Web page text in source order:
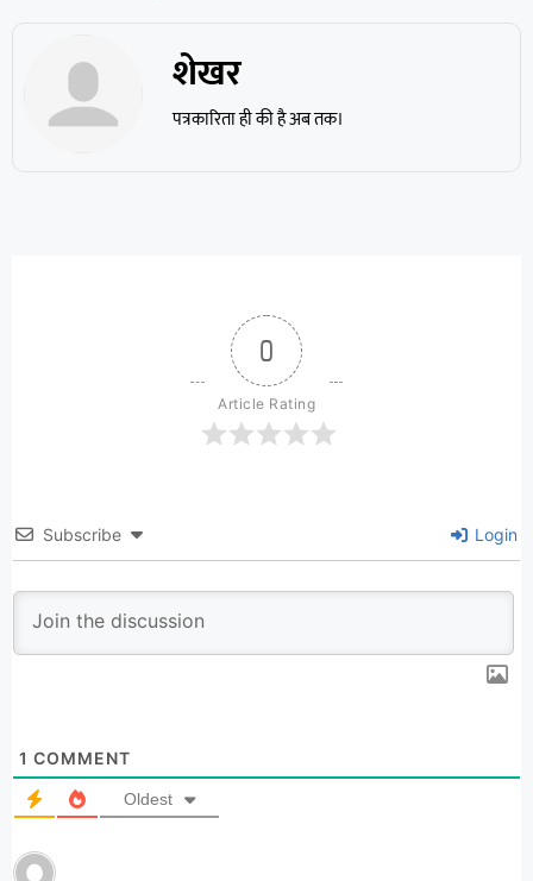
शेखर
पत्रकारिता ही की है अब तक।
0
Article Rating
Subscribe Login
1 COMMENT
Oldest